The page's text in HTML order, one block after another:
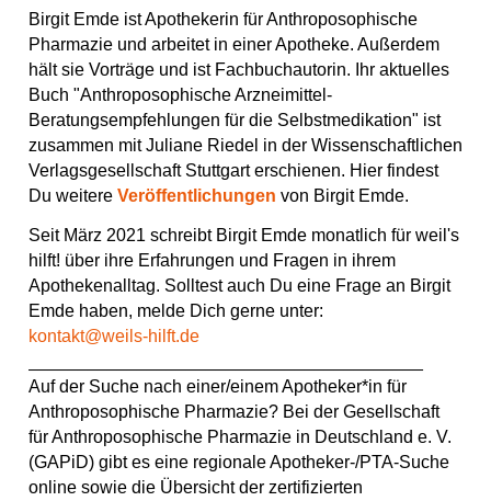
Birgit Emde ist Apothekerin für Anthroposophische
Pharmazie und arbeitet in einer Apotheke. Außerdem
hält sie Vorträge und ist Fachbuchautorin. Ihr aktuelles
Buch "Anthroposophische Arzneimittel-
Beratungsempfehlungen für die Selbstmedikation" ist
zusammen mit Juliane Riedel in der Wissenschaftlichen
Verlagsgesellschaft Stuttgart erschienen. Hier findest
Du weitere Veröffentlichungen von Birgit Emde.
Seit März 2021 schreibt Birgit Emde monatlich für weil's
hilft! über ihre Erfahrungen und Fragen in ihrem
Apothekenalltag. Solltest auch Du eine Frage an Birgit
Emde haben, melde Dich gerne unter:
kontakt@weils-hilft.de
Auf der Suche nach einer/einem Apotheker*in für
Anthroposophische Pharmazie? Bei der Gesellschaft
für Anthroposophische Pharmazie in Deutschland e. V.
(GAPiD) gibt es eine regionale Apotheker-/PTA-Suche
online sowie die Übersicht der zertifizierten